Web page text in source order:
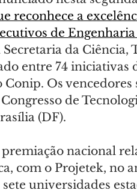
reconhece a
de
da Ciência,
entre 74 iniciativas
Os
de
(DF).
nacional
com o Projetek, no
universidades